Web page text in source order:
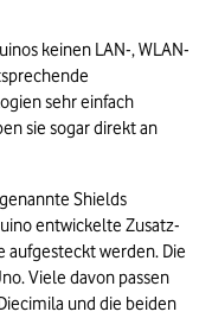
keinen LAN-, WLAN-
sehr einfach
sie sogar direkt an
Shields
entwickelte Zusatz-
aufgesteckt werden. Die
Viele davon passen
und die beiden